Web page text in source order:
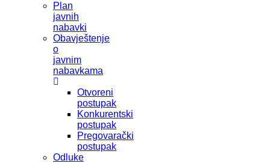
Plan
javnih
nabavki
Obavještenje
o
javnim
nabavkama
Otvoreni
postupak
Konkurentski
postupak
Pregovarački
postupak
Odluke